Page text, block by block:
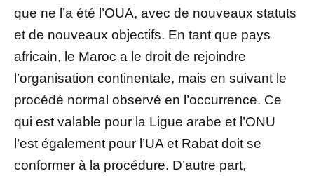
que ne l’a été l’OUA, avec de nouveaux statuts
et de nouveaux objectifs. En tant que pays
africain, le Maroc a le droit de rejoindre
l’organisation continentale, mais en suivant le
procédé normal observé en l’occurrence. Ce
qui est valable pour la Ligue arabe et l’ONU
l’est également pour l’UA et Rabat doit se
conformer à la procédure. D’autre part,